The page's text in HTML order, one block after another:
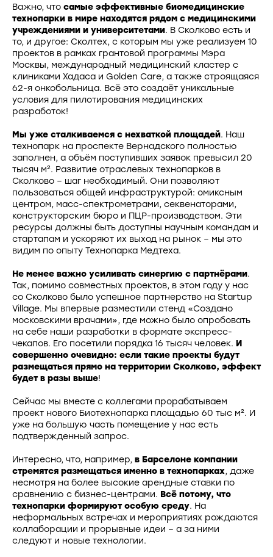
Важно, что самые эффективные биомедицинские
технопарки в мире находятся рядом с медицинскими
учреждениями и университетами. В Сколково есть и
то, и другое: Сколтех, с которым мы уже реализуем 10
проектов в рамках грантовой программы Мэра
Москвы, международный медицинский кластер с
клиниками Хадаса и Golden Care, а также строящаяся
62-я онкобольница. Всё это создаёт уникальные
условия для пилотирования медицинских
разработок!
Мы уже сталкиваемся с нехваткой площадей. Наш
технопарк на проспекте Вернадского полностью
заполнен, а объём поступивших заявок превысил 20
тысяч м². Развитие отраслевых технопарков в
Сколково – шаг необходимый. Они позволяют
пользоваться общей инфраструктурой: омиксным
центром, масс-спектрометрами, секвенаторами,
конструкторским бюро и ПЦР-производством. Эти
ресурсы должны быть доступны научным командам и
стартапам и ускоряют их выход на рынок – мы это
видим по опыту Технопарка Медтеха.
Не менее важно усиливать синергию с партнёрами.
Так, помимо совместных проектов, в этом году у нас
со Сколково было успешное партнерство на Startup
Village. Мы впервые разместили стенд «Создано
московскими врачами», где можно было опробовать
на себе наши разработки в формате экспресс-
чекапов. Его посетили порядка 16 тысяч человек. И
совершенно очевидно: если такие проекты будут
размещаться прямо на территории Сколково, эффект
будет в разы выше!
Сейчас мы вместе с коллегами прорабатываем
проект нового Биотехнопарка площадью 60 тыс м². И
уже на большую часть помещение у нас есть
подтвержденный запрос.
Интересно, что, например, в Барселоне компании
стремятся размещаться именно в технопарках, даже
несмотря на более высокие арендные ставки по
сравнению с бизнес-центрами. Всё потому, что
технопарки формируют особую среду. На
неформальных встречах и мероприятиях рождаются
коллаборации и прорывные идеи – а за ними
следуют и новые технологии.